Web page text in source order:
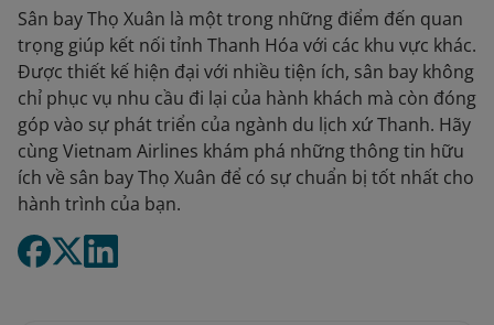
Sân bay Thọ Xuân là một trong những điểm đến quan
trọng giúp kết nối tỉnh Thanh Hóa với các khu vực khác.
Được thiết kế hiện đại với nhiều tiện ích, sân bay không
chỉ phục vụ nhu cầu đi lại của hành khách mà còn đóng
góp vào sự phát triển của ngành du lịch xứ Thanh. Hãy
cùng Vietnam Airlines khám phá những thông tin hữu
ích về sân bay Thọ Xuân để có sự chuẩn bị tốt nhất cho
hành trình của bạn.